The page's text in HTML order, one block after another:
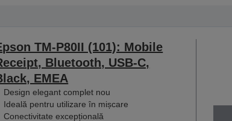
TM-P80II (101): Mobile
Bluetooth, USB-C,
EMEA
Design elegant complet nou
Ideală pentru utilizare în mișcare
Conectivitate excepțională